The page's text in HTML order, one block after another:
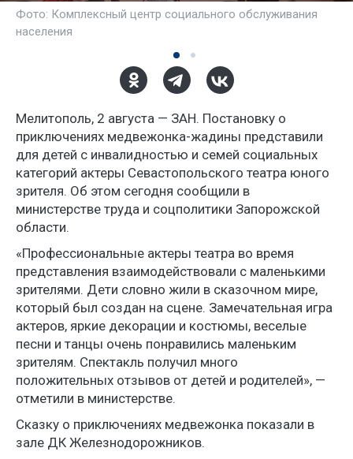
Фото: Комплексный центр социального обслуживания
населения
Мелитополь, 2 августа — ЗАН. Постановку о
приключениях медвежонка-жадины представили
для детей с инвалидностью и семей социальных
категорий актеры Севастопольского театра юного
зрителя. Об этом сегодня сообщили в
министерстве труда и соцполитики Запорожской
области.
«Профессиональные актеры театра во время
представления взаимодействовали с маленькими
зрителями. Дети словно жили в сказочном мире,
который был создан на сцене. Замечательная игра
актеров, яркие декорации и костюмы, веселые
песни и танцы очень понравились маленьким
зрителям. Спектакль получил много
положительных отзывов от детей и родителей», —
отметили в министерстве.
Сказку о приключениях медвежонка показали в
зале ДК Железнодорожников.